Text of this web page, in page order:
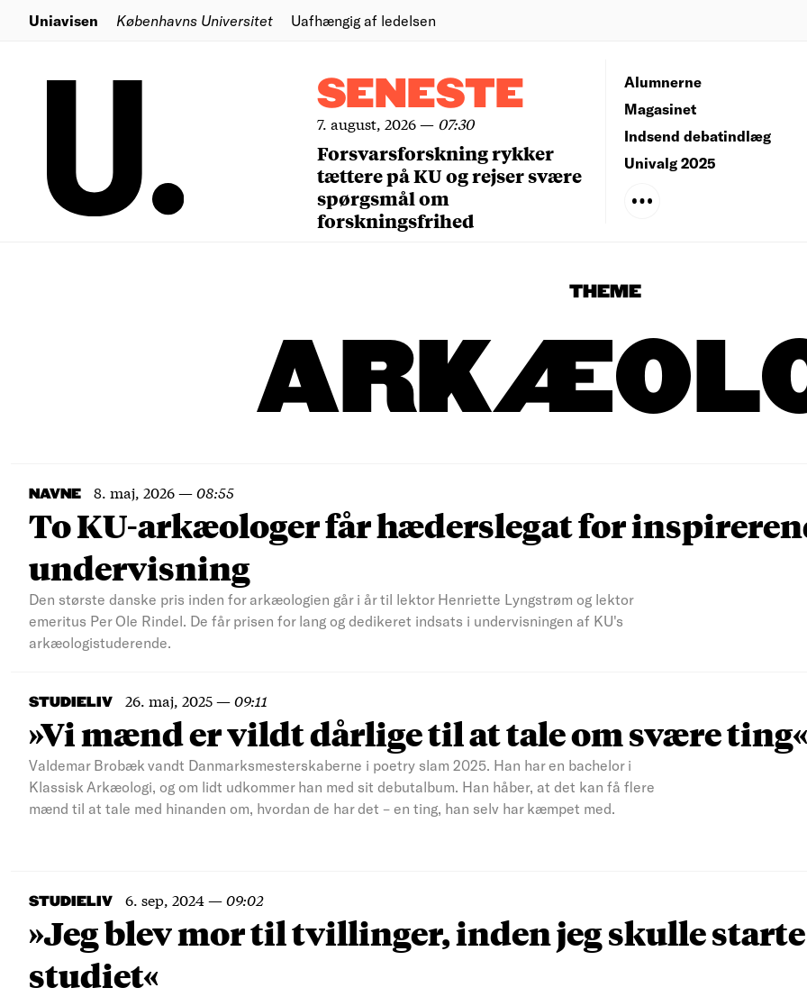
Uniavisen Københavns Universitet Uafhængig af ledelsen
SENESTE
7. august, 2026— 07:30
Forsvarsforskning rykker
tættere på KU og rejser svære
spørgsmål om
forskningsfrihed
Alumnerne
Magasinet
Indsend debatindlæg
Univalg 2025
THEME
NAVNE 8. maj, 2026—08:55
To KU-arkæologer får hæderslegat for
undervisning
Den største danske pris inden for arkæologien går i år til lektor Henriette Lyngstrøm og lektor
emeritus Per Ole Rindel. De får prisen for lang og dedikeret indsats i undervisningen af KU's
arkæologistuderende.
STUDIELIV 26. maj, 2025—09:11
»Vi mænd er vildt dårlige til at tale om svære ting«
Valdemar Brobæk vandt Danmarksmesterskaberne i poetry slam 2025. Han har en bachelor i
Klassisk Arkæologi, og om lidt udkommer han med sit debutalbum. Han håber, at det kan få flere
mænd til at tale med hinanden om, hvordan de har det – en ting, han selv har kæmpet med.
STUDIELIV 6. sep, 2024—09:02
»Jeg blev mor til tvillinger, inden jeg skulle
studiet«